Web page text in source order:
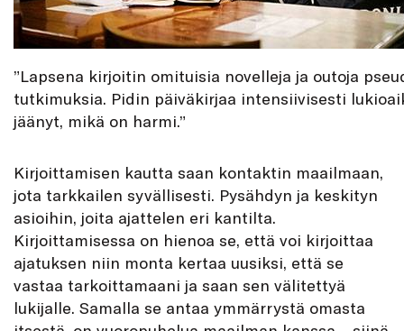
”Lapsena kirjoitin omituisia novelleja ja outoja
tutkimuksia. Pidin päiväkirjaa intensiivisesti
jäänyt, mikä on harmi.”
Kirjoittamisen kautta saan kontaktin maailmaan,
jota tarkkailen syvällisesti. Pysähdyn ja keskityn
asioihin, joita ajattelen eri kantilta.
Kirjoittamisessa on hienoa se, että voi kirjoittaa
ajatuksen niin monta kertaa uusiksi, että se
vastaa tarkoittamaani ja saan sen välitettyä
lukijalle. Samalla se antaa ymmärrystä omasta